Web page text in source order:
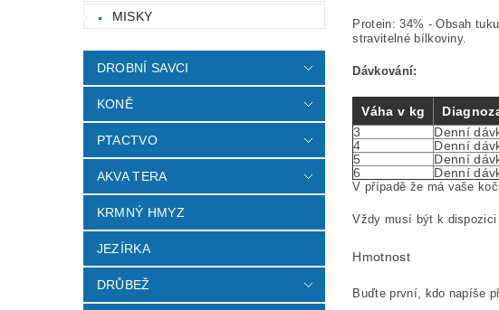
MISKY
DROBNÍ SAVCI
KONĚ
PTACTVO
AKVA TERA
KRMNÝ HMYZ
JEZÍRKA
DRŮBEŽ
Protein: 34% - Obsah
stravitelné bílkoviny.
Dávkování:
Váha v kg
3
Denní
4
Denní
5
Denní
6
Denní
V případě že má vaše
Vždy musí být k
Hmotnost
Buďte první, kdo napíše